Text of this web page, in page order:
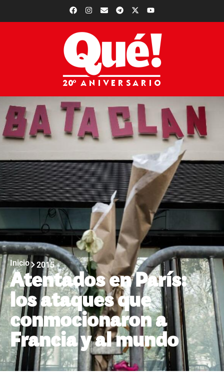
Inicio 2015
Atentados en París:
los ataques que
conmocionaron a
Francia y al mundo